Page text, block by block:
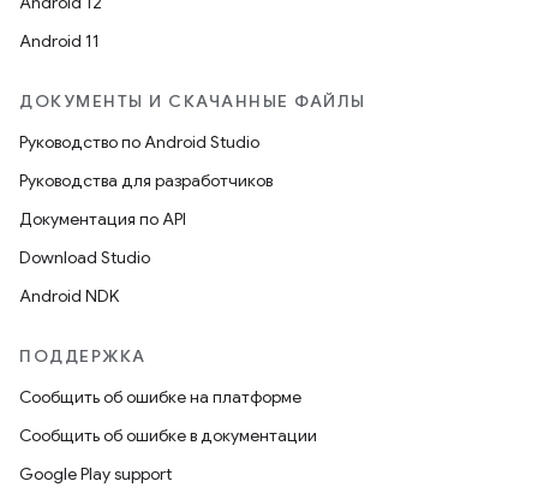
Android 11
ДОКУМЕНТЫ И СКАЧАННЫЕ ФАЙЛЫ
Руководство по Android Studio
Руководства для разработчиков
Документация по API
Download Studio
Android NDK
ПОДДЕРЖКА
Сообщить об ошибке на платформе
Сообщить об ошибке в документации
Google Play support